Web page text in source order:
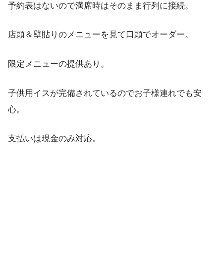
予約表はないので満席時はそのまま行列に接続。
店頭＆壁貼りのメニューを見て口頭でオーダー。
限定メニューの提供あり。
子供用イスが完備されているのでお子様連れでも安
心。
支払いは現金のみ対応。